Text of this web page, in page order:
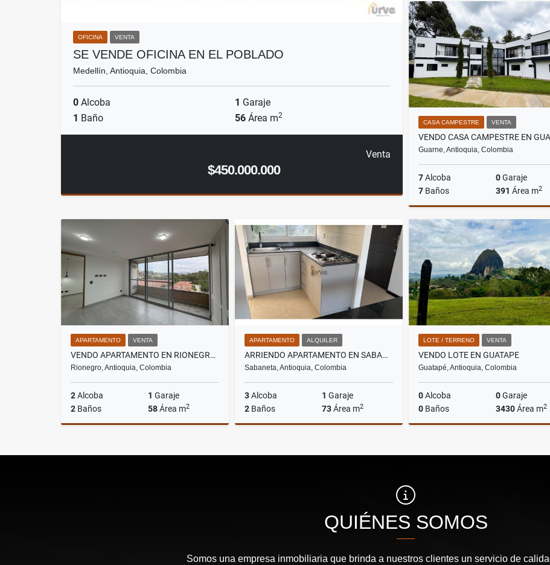
OFICINA VENTA
SE VENDE OFICINA EN EL POBLADO
Medellín, Antioquia, Colombia
0 Alcoba 1 Garaje
1 Baño 56 Área m2
Venta
$450.000.000
$4.900.000
CASA CAMPESTRE VENTA
Guarne, Antioquia, Colombia
7Alcoba 0Garaje
7 Baños 391 Área m2
$2.240.000.000
APARTAMENTO VENTA
VENDO APARTAMENTO EN RIONEGRO SECTOR BARROBLANCO
Rionegro, Antioquia, Colombia
2Alcoba 1 Garaje
2 Baños 58Área m2
$535.000.000
APARTAMENTO ALQUILER
ARRIENDO APARTAMENTO EN SABANETA
Sabaneta, Antioquia, Colombia
3Alcoba 1 Garaje
2 Baños 73Área m2
$3.000.000
LOTE / TERRENO VENTA
VENDO LOTE EN GUATAPE
Guatapé, Antioquia, Colombia
0Alcoba 0Garaje
0 Baños 3430Área m2
$500.000.000
QUIÉNES SOMOS
Somos una empresa inmobiliaria que brinda a nuestros clientes un servicio de